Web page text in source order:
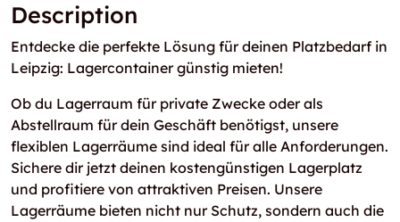
Description
Entdecke die perfekte Lösung für deinen Platzbedarf in
Leipzig: Lagercontainer günstig mieten!
Ob du Lagerraum für private Zwecke oder als
Abstellraum für dein Geschäft benötigst, unsere
flexiblen Lagerräume sind ideal für alle Anforderungen.
Sichere dir jetzt deinen kostengünstigen Lagerplatz
und profitiere von attraktiven Preisen. Unsere
Lagerräume bieten nicht nur Schutz, sondern auch die